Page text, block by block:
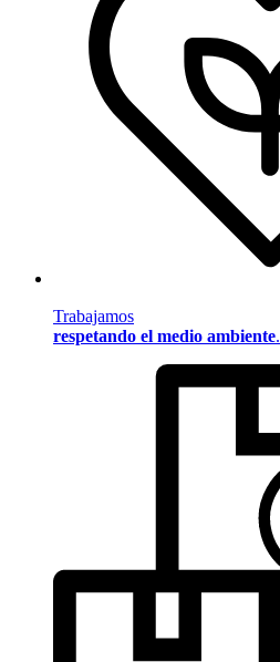
Trabajamos
respetando el medio ambiente.